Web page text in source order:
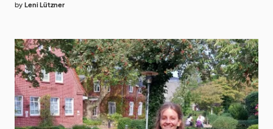
by Leni Lützner